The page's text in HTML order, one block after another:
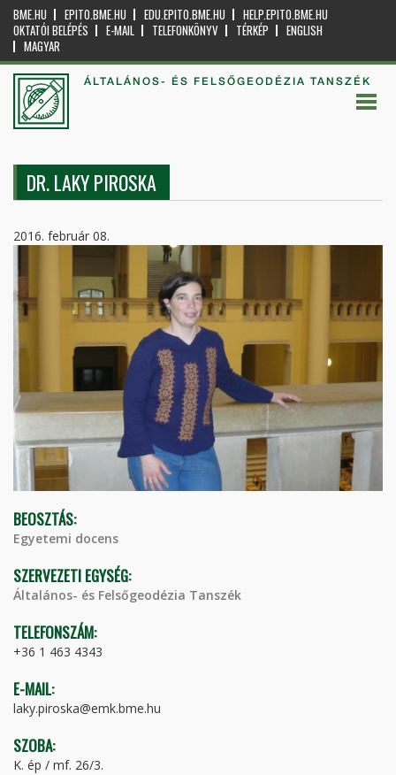
BME.HU EPITO.BME.HU EDU.EPITO.BME.HU
HELP.EPITO.BME.HU
OKTATÓI BELÉPÉS
E-MAIL TELEFONKÖNYV TÉRKÉP
ENGLISH
MAGYAR
ÁLTALÁNOS- ÉS FELSŐGEODÉZIA TANSZÉK
DR. LAKY PIROSKA
2016. február 08.
BEOSZTÁS:
Egyetemi docens
SZERVEZETI EGYSÉG:
Általános- és Felsőgeodézia Tanszék
TELEFONSZÁM:
+36 1 463 4343
E-MAIL:
laky.piroska@emk.bme.hu
SZOBA:
K. ép / mf. 26/3.